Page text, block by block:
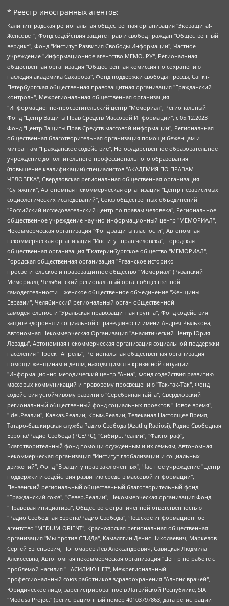
* Реестр иностранных агентов:
Калининградская региональная общественная организация "Экозащита!-Женсовет", Фонд содействия защите прав и свобод граждан "Общественный вердикт", Фонд "Институт Развития Свободы Информации", Частное учреждение "Информационное агентство МЕМО. РУ", Региональная общественная организация "Общественная комиссия по сохранению наследия академика Сахарова", Фонд поддержки свободы прессы, Санкт-Петербургская общественная правозащитная организация "Гражданский контроль", Межрегиональная общественная организация "Информационно-просветительский центр "Мемориал", Региональный Фонд "Центр Защиты Прав Средств Массовой Информации", с 05.12.2023 Фонд "Центр Защиты Прав Средств массовой информации", Региональная общественная благотворительная организация помощи беженцам и мигрантам "Гражданское содействие", Негосударственное образовательное учреждение дополнительного профессионального образования (повышение квалификации) специалистов "АКАДЕМИЯ ПО ПРАВАМ ЧЕЛОВЕКА", Свердловская региональная общественная организация "Сутяжник", Автономная некоммерческая организация "Центр независимых социологических исследований", Союз общественных объединений "Российский исследовательский центр по правам человека", Региональное общественное учреждение научно-информационный центр "МЕМОРИАЛ", Некоммерческая организация "Фонд защиты гласности", Автономная некоммерческая организация "Институт прав человека", Городская общественная организация "Екатеринбургское общество "МЕМОРИАЛ", Городская общественная организация "Рязанское историко-просветительское и правозащитное общество "Мемориал" (Рязанский Мемориал), Челябинский региональный орган общественной самодеятельности – женское общественное объединение "Женщины Евразии", Челябинский региональный орган общественной самодеятельности "Уральская правозащитная группа", Фонд содействия защите здоровья и социальной справедливости имени Андрея Рылькова, Автономная Некоммерческая Организация "Аналитический Центр Юрия Левады", Автономная некоммерческая организация социальной поддержки населения "Проект Апрель", Региональная общественная организация помощи женщинам и детям, находящимся в кризисной ситуации "Информационно-методический центр "Анна", Фонд содействия развитию массовых коммуникаций и правовому просвещению "Так-так-Так", Фонд содействия устойчивому развитию "Серебряная тайга", Свердловский региональный общественный фонд социальных проектов "Новое время", "Idel.Реалии", Кавказ.Реалии, Крым.Реалии, Телеканал Настоящее Время, Татаро-башкирская служба Радио Свобода (Azatliq Radiosi), Радио Свободная Европа/Радио Свобода (PCE/PC), "Сибирь.Реалии", "Фактограф", Благотворительный фонд помощи осужденным и их семьям, Автономная некоммерческая организация "Институт глобализации и социальных движений", Фонд "В защиту прав заключенных", Частное учреждение "Центр поддержки и содействия развитию средств массовой информации", Пензенский региональный общественный благотворительный фонд "Гражданский союз", "Север.Реалии", Некоммерческая организация Фонд "Правовая инициатива", Общество с ограниченной ответственностью "Радио Свободная Европа/Радио Свобода", Чешское информационное агентство "MEDIUM-ORIENT", Красноярская региональная общественная организация "Мы против СПИДа", Камалягин Денис Николаевич, Маркелов Сергей Евгеньевич, Пономарев Лев Александрович, Савицкая Людмила Алексеевна, Автономная некоммерческая организация "Центр по работе с проблемой насилия "НАСИЛИЮ.НЕТ", Межрегиональный профессиональный союз работников здравоохранения "Альянс врачей", Юридическое лицо, зарегистрированное в Латвийской Республике, SIA "Medusa Project" (регистрационный номер 40103797863, дата регистрации 10.06.2014), Некоммерческая организация "Фонд по борьбе с коррупцией", Автономная некоммерческая организация "Институт права и публичной политики", Баданин Роман Сергеевич, Гликин Максим Александрович, Железнова Мария Михайловна, Лукьянова Юлия Сергеевна, Маетная Елизавета Витальевна, Маняхин Петр Борисович, Чуракова Ольга Владимировна, Ярош Юлия Петровна, Юридическое лицо "The Insider SIA", зарегистрированное в Риге, Латвийская Республика (дата регистрации 26.06.2015), являющееся администратором доменного имени интернет-издания "The Insider SIA", https://theins.ru, Постернак Алексей Евгеньевич, Рубин Михаил Аркадьевич, Анин Роман Александрович, Юридическое лицо Istories fonds, зарегистрированное в Латвийской Республике (регистрационный номер 50008295751, дата регистрации 24.02.2020), Великовский Дмитрий Александрович, Долинина Ирина Николаевна, Мароховская Алеся Алексеевна, Шлейнов Роман Юрьевич, Шмагун Олеся Валентиновна, Общество с ограниченной ответственностью "Альтаир 2021", Общество с ограниченной ответственностью "Вега 2021", Общество с ограниченной ответственностью "Главный редактор 2021", Общество с ограниченной ответственностью "Ромашки монолит", Важенков Артем Валерьевич, Ивановская областная общественная организация "Центр гендерных исследований", Гурман Юрий Альбертович, Медиапроект "ОВД-Инфо", Егоров Владимир Владимирович, Жилинский Владимир Александрович, Общество с ограниченной ответственностью "ЗП", Иванова София Юрьевна, Карезина Инна Павловна, Кильтау Екатерина Викторовна, Петров Алексей Викторович, Пискунов Сергей Евгеньевич, Смирнов Сергей Сергеевич, Тихонов Михаил Сергеевич, Общество с ограниченной ответственностью "ЖУРНАЛИСТ-ИНОСТРАННЫЙ АГЕНТ", Арапова Галина Юрьевна, Вольтская Татьяна Анатольевна, Американская компания "Mason G.E.S. Anonymous Foundation" (США), являющаяся владельцем интернет-издания https://mnews.world/, Компания "Stichting Bellingcat", зарегистрированная в Нидерландах (дата регистрации 11.07.2018), Захаров Андрей Вячеславович, Клепиковская Екатерина Дмитриевна, Общество с ограниченной ответственностью "МЕМО", Перл Роман Александрович, Симонов Евгений Алексеевич, Соловьева Елена Анатольевна, Сотников Даниил Владимирович, Сурначева Елизавета Дмитриевна, Автономная некоммерческая организация по защите прав человека и информированию населения "Якутия – Наше Мнение", Общество с ограниченной ответственностью "Москоу диджитал медиа", с 26.01.2023 Общество с ограниченной ответственностью "Чайка Белые сады", Ветошкина Валерия Валерьевна, Заговора Максим Александрович, Межрегиональное общественное движение "Российская ЛГБТ - сеть", Оленичев Максим Владимирович, Павлов Иван Юрьевич, Скворцова Елена Сергеевна, Общество с ограниченной ответственностью "Как бы инагент", Кочетков Игорь Викторович, Общество с ограниченной ответственностью "Честные выборы", Еланчик Олег Александрович, Общество с ограниченной ответственностью "Нобелевский призыв", Гималова Регина Эмилевна, Григорьев Андрей Валерьевич, Григорьева Алина Александровна, Ассоциация по содействию защите прав призывников, альтернативнослужащих и военнослужащих "Правозащитная группа "Гражданин.Армия.Право", Хисамова Регина Фаритовна, Автономная некоммерческая организация по реализации социально-правовых программ "Лилит", Дальневосточное общественное движение "Маяк", Санкт-Петербургская ЛГБТ-инициативная группа "Выход", Инициативная группа ЛГБТ+ "Реверс", Алексеев Андрей Викторович, Бекбулатова Таисия Львовна, Беляев Иван Михайлович, Владыкина Елена Сергеевна, Гельман Марат Александрович, Никульшина Вероника Юрьевна, Толоконникова Надежда Андреевна, Шендерович Виктор Анатольевич, Общество с ограниченной ответственностью "Данное сообщение", Общество с ограниченной ответственностью Издательский дом "Новая глава", Айнбиндер Александра Александровна, Московский комьюнити-центр для ЛГБТ+инициатив, Благотворительный фонд развития филантропии, Deutsche Welle (Германия, Kurt-Schumacher-Strasse 3, 53113 Bonn), Борзунова Мария Михайловна, Воробьев Виктор Викторович, Голубева Анна Львовна, Константинова Алла Михайловна, Малкова Ирина Владимировна, Мурадов Мурад Абдулгалимович, Осетинская Елизавета Николаевна, Понасенков Евгений Николаевич, Ганапольский Матвей Юрьевич, Киселев Евгений Алексеевич, Борухович Ирина Григорьевна, Дремин Иван Тимофеевич, Дубровский Дмитрий Викторович, Красноярская региональная общественная организация поддержки и развития альтернативных образовательных технологий и межкультурных коммуникаций "ИНТЕРРА", Маяковская Екатерина Алексеевна, Фейгин Марк Захарович, Филимонов Андрей Викторович, Дзугкоева Регина Николаевна, Доброхотов Роман Александрович, Дудь Юрий Александрович, Елкин Сергей Владимирович, Кругликов Кирилл Игоревич, Сабунаева Мария Леонидовна, Семенов Алексей Владимирович, Шаинян Карен Багратович, Шульман Екатерина Михайловна, Асафьев Артур Валерьевич, Вахштайн Виктор Семенович, Венедиктов Алексей Алексеевич, Лушникова Екатерина Евгеньевна, Волков Леонид Михайлович, Невзоров Александр Глебович, Пархоменко Сергей Борисович, Сироткин Ярослав Николаевич, Кара-Мурза Владимир Владимирович, Баранова Наталья Владимировна, Гозман Леонид Яковлевич, Кагарлицкий Борис Юльевич, Климарев Михаил Валерьевич, Милов Владимир Станиславович, Автономная некоммерческая организация Краснодарский центр современного искусства "Типография", Моргенштерн Алишер Тагирович, Соболь Любовь Эдуардовна, Общество с ограниченной ответственностью "ЛИЗА НОРМ", Каспаров Гарри Кимович, Ходорковский Михаил Борисович, Общество с ограниченной ответственностью "Апрельские тезисы", Данилович Ирина Брониславовна, Кашин Олег Владимирович, Петров Николай Владимирович, Пивоваров Алексей Владимирович, Соколов Михаил Владимирович, Цветкова Юлия Владимировна, Чичваркин Евгений Александрович, Комитет против пыток/Команда против пыток, Общество с ограниченной ответственностью "Первый научный", Общество с ограниченной ответственностью "Вертолет и ко", Белоцерковская Вероника Борисовна, Кац Максим Евгеньевич, Лазарева Татьяна Юрьевна, Шаведдинов Руслан Табризович, Яшин Илья Валерьевич, Общество с ограниченной ответственностью "Иноагент ААВ", Алешковский Дмитрий Петрович, Альбац Евгения Марковна, Быков Дмитрий Львович, Галямина Юлия Евгеньевна, Лойко Сергей Леонидович, Мартынов Кирилл Константинович, Медведев Сергей Александрович, Крашенинников Федор Геннадиевич, Гордеева Катерина Вл